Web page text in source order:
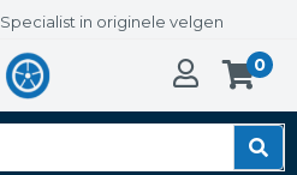
Specialist in originele velgen
0